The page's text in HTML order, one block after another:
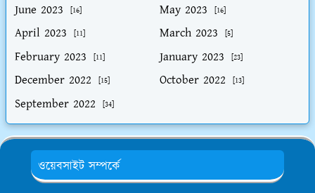
June 2023 [16] May 2023 [16]
April 2023 [11] March 2023 [5]
February 2023 [11] January 2023 [23]
December 2022 [15] October 2022 [13]
September 2022 [34]
ওয়েবসাইট সম্পর্কে